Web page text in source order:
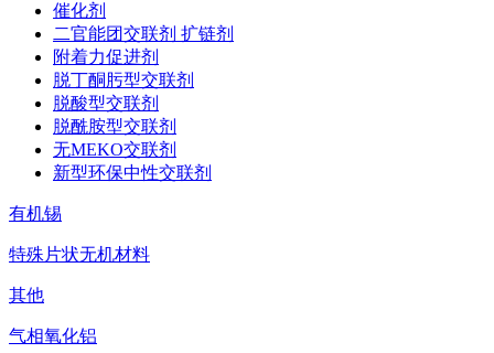
催化剂
二官能团交联剂 扩链剂
附着力促进剂
脱丁酮肟型交联剂
脱酸型交联剂
脱酰胺型交联剂
无MEKO交联剂
新型环保中性交联剂
有机锡
特殊片状无机材料
其他
气相氧化铝